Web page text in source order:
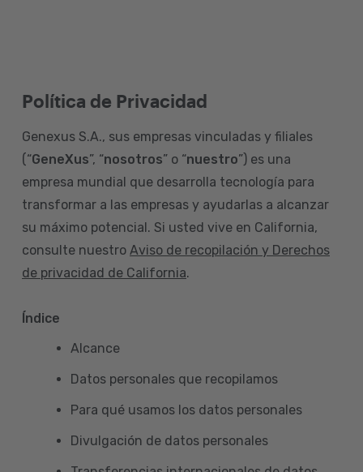
Política de Privacidad
Genexus S.A., sus empresas vinculadas y filiales
(“GeneXus”, “nosotros” o “nuestro”) es una
empresa mundial que desarrolla tecnología para
transformar a las empresas y ayudarlas a alcanzar
su máximo potencial. Si usted vive en California,
consulte nuestro Aviso de recopilación y Derechos
de privacidad de California.
Índice
Alcance
Datos personales que recopilamos
Para qué usamos los datos personales
Divulgación de datos personales